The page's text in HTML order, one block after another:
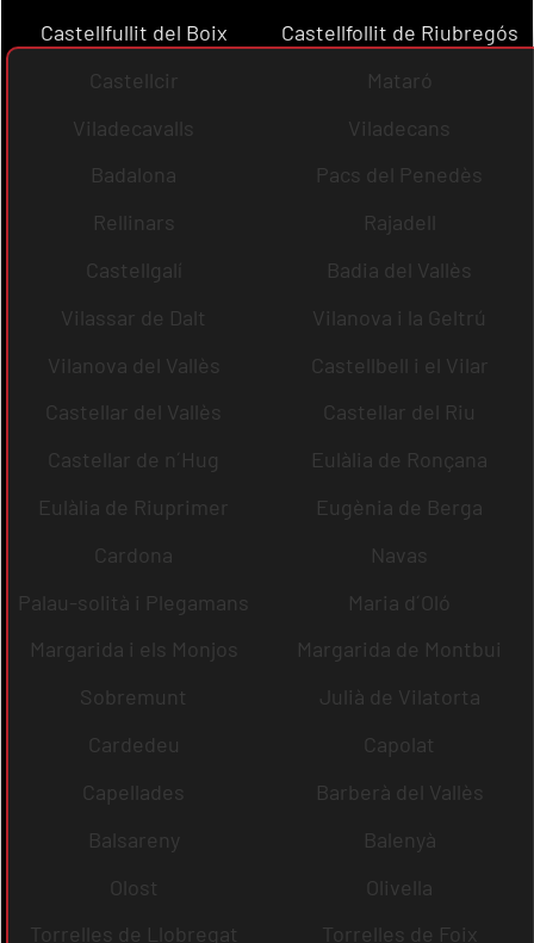
Castellfullit del Boix
Castellfollit de Riubregós
Castellcir
Mataró
Viladecavalls
Viladecans
Badalona
Pacs del Penedès
Rellinars
Rajadell
Castellgalí
Badia del Vallès
Vilassar de Dalt
Vilanova i la Geltrú
Vilanova del Vallès
Castellbell i el Vilar
Castellar del Vallès
Castellar del Riu
Castellar de n´Hug
Eulàlia de Ronçana
Eulàlia de Riuprimer
Eugènia de Berga
Cardona
Navas
Palau-solità i Plegamans
Maria d´Oló
Margarida i els Monjos
Margarida de Montbui
Sobremunt
Julià de Vilatorta
Cardedeu
Capolat
Capellades
Barberà del Vallès
Balsareny
Balenyà
Olost
Olivella
Torrelles de Llobregat
Torrelles de Foix